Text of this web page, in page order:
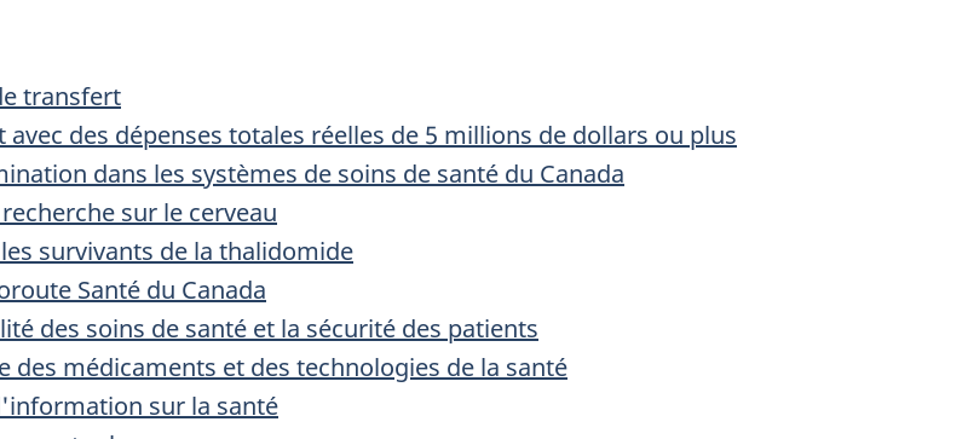
transfert
des dépenses totales réelles de 5 millions de dollars ou plus
dans les systèmes de soins de santé du Canada
sur le cerveau
survivants de la thalidomide
Santé du Canada
des soins de santé et la sécurité des patients
des médicaments et des technologies de la santé
sur la santé